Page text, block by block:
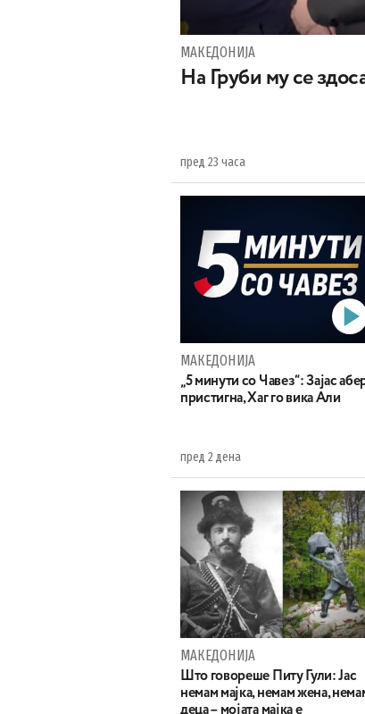
МАКЕДОНИЈА
На Груби му се
пред 23 часа
МАКЕДОНИЈА
„5 минути со Чавез“: Зајас
пристигна, Хаг го вика Али
пред 2 дена
МАКЕДОНИЈА
Што говореше Питу Гули: Јас
немам мајка, немам жена,
деца – мојата мајка е